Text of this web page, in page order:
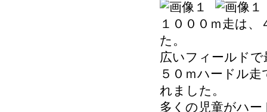
１０００ｍ走は
た。
広いフィールド
５０ｍハードル
れました。
多くの児童がハ